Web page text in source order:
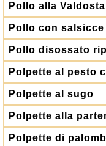
Pollo alla
Pollo con salsicce
Pollo disossato
Polpette al pesto
Polpette al sugo
Polpette alla
Polpette di